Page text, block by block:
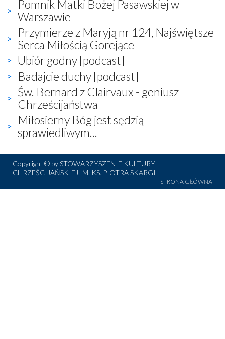
Pomnik Matki Bożej Pasawskiej w
Warszawie
Przymierze z Maryją nr 124, Najświętsze
Serca Miłością Gorejące
Ubiór godny [podcast]
Badajcie duchy [podcast]
Św. Bernard z Clairvaux - geniusz
Chrześcijaństwa
Miłosierny Bóg jest sędzią
sprawiedliwym...
Copyright © by STOWARZYSZENIE KULTURY
CHRZEŚCIJAŃSKIEJ IM. KS. PIOTRA SKARGI
STRONA GŁÓWNA